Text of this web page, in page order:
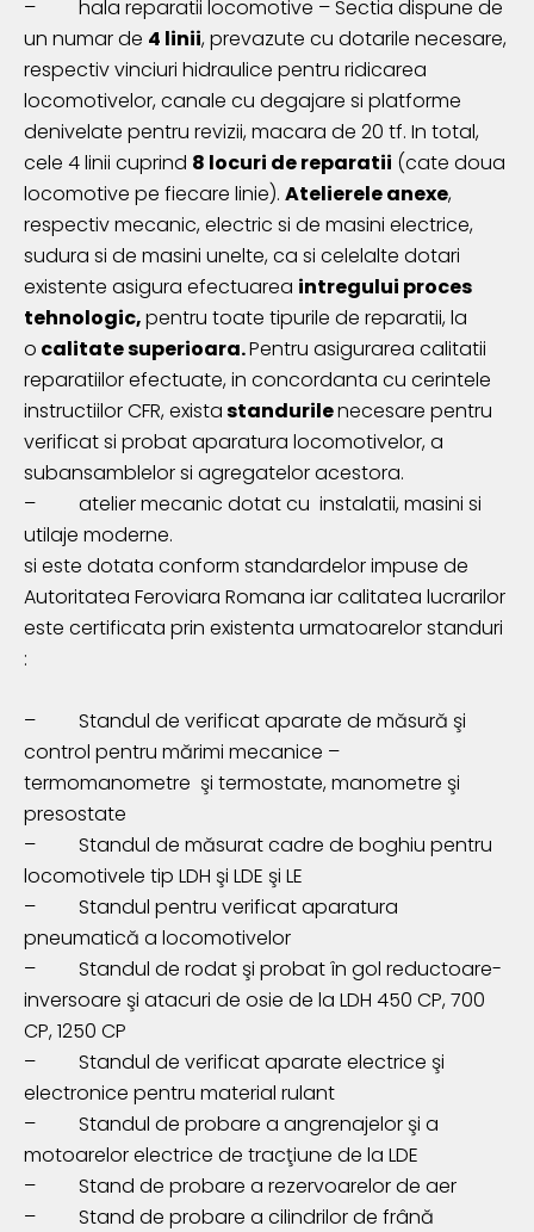
– hala reparatii locomotive –Sectia dispune de
un numar de 4 linii, prevazute cu dotarile necesare,
respectiv vinciuri hidraulice pentru ridicarea
locomotivelor, canale cu degajare si platforme
denivelate pentru revizii, macara de 20 tf. In total,
cele 4 linii cuprind 8 locuri de reparatii (cate doua
locomotive pe fiecare linie). Atelierele anexe,
respectiv mecanic, electric si de masini electrice,
sudura si de masini unelte, ca si celelalte dotari
existente asigura efectuarea intregului proces
tehnologic,pentru toate tipurile de reparatii, la
o calitate superioara.Pentru asigurarea calitatii
reparatiilor efectuate, in concordanta cu cerintele
instructiilor CFR, existastandurilenecesare pentru
verificat si probat aparatura locomotivelor, a
subansamblelor si agregatelor acestora.
– atelier mecanic dotat cu instalatii, masini si
utilaje moderne.
si este dotata conform standardelor impuse de
Autoritatea Feroviara Romana iar calitatea lucrarilor
este certificata prin existenta urmatoarelor standuri
:
– Standul de verificat aparate de măsură şi
control pentru mărimi mecanice –
termomanometre şi termostate, manometre şi
presostate
– Standul de măsurat cadre de boghiu pentru
locomotivele tip LDH şi LDE şi LE
– Standul pentru verificat aparatura
pneumatică a locomotivelor
– Standul de rodat şi probatîn gol reductoare-
inversoare şi atacuri de osie de la LDH 450 CP, 700
CP, 1250 CP
– Standul de verificat aparate electrice şi
electronice pentru material rulant
– Standul de probare a angrenajelor şi a
motoarelor electrice de tracţiune de la LDE
– Stand de probare a rezervoarelor de aer
– Stand de probare a cilindrilor de frână